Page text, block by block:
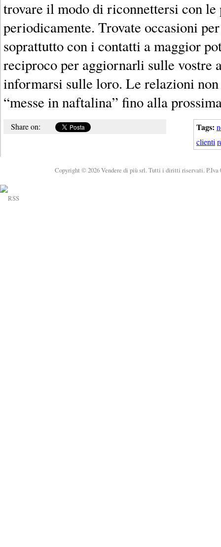
trovare il modo di riconnettersi con le
periodicamente. Trovate occasioni
soprattutto con i contatti a maggior
reciproco per aggiornarli sulle vostre
informarsi sulle loro. Le relazioni non
“messe in naftalina” fino alla
Tags:
clienti
Share on:
Copyright © 2026 Vendere di più srl. Tutti i diritti riservati. P.Iva